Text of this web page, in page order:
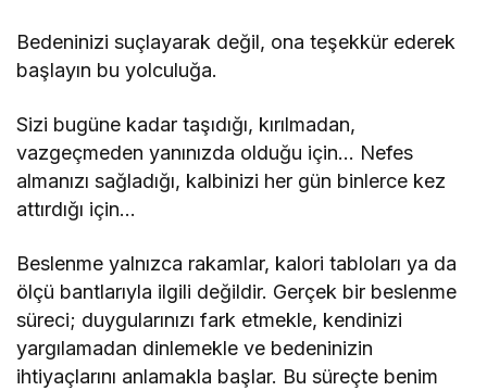
Bedeninizi suçlayarak değil, ona teşekkür ederek
başlayın bu yolculuğa.
Sizi bugüne kadar taşıdığı, kırılmadan,
vazgeçmeden yanınızda olduğu için… Nefes
almanızı sağladığı, kalbinizi her gün binlerce kez
attırdığı için…
Beslenme yalnızca rakamlar, kalori tabloları ya da
ölçü bantlarıyla ilgili değildir. Gerçek bir beslenme
süreci; duygularınızı fark etmekle, kendinizi
yargılamadan dinlemekle ve bedeninizin
ihtiyaçlarını anlamakla başlar. Bu süreçte benim